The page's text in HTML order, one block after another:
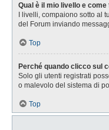
Qual è il mio livello e
I livelli, compaiono sotto
del Forum inviando
Top
Perché quando clicco sul
Solo gli utenti registrati
o malevolo del sistema di
Top